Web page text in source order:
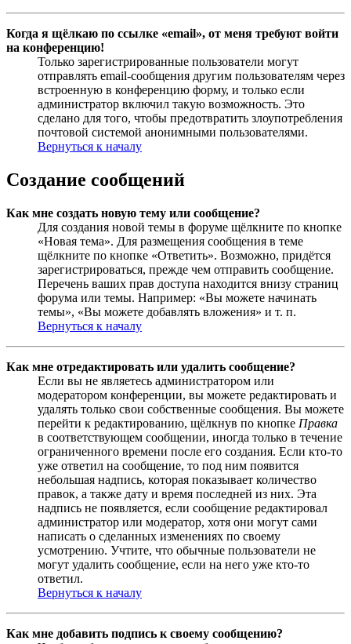
Когда я щёлкаю по ссылке «email», от меня требуют войти
на конференцию!
Только зарегистрированные пользователи могут
отправлять email-сообщения другим пользователям через
встроенную в конференцию форму, и только если
администратор включил такую возможность. Это
сделано для того, чтобы предотвратить злоупотребления
почтовой системой анонимными пользователями.
Вернуться к началу
Создание сообщений
Как мне создать новую тему или сообщение?
Для создания новой темы в форуме щёлкните по кнопке
«Новая тема». Для размещения сообщения в теме
щёлкните по кнопке «Ответить». Возможно, придётся
зарегистрироваться, прежде чем отправить сообщение.
Перечень ваших прав доступа находится внизу страниц
форума или темы. Например: «Вы можете начинать
темы», «Вы можете добавлять вложения» и т. п.
Вернуться к началу
Как мне отредактировать или удалить сообщение?
Если вы не являетесь администратором или
модератором конференции, вы можете редактировать и
удалять только свои собственные сообщения. Вы можете
перейти к редактированию, щёлкнув по кнопке Правка
в соответствующем сообщении, иногда только в течение
ограниченного времени после его создания. Если кто-то
уже ответил на сообщение, то под ним появится
небольшая надпись, которая показывает количество
правок, а также дату и время последней из них. Эта
надпись не появляется, если сообщение редактировал
администратор или модератор, хотя они могут сами
написать о сделанных изменениях по своему
усмотрению. Учтите, что обычные пользователи не
могут удалить сообщение, если на него уже кто-то
ответил.
Вернуться к началу
Как мне добавить подпись к своему сообщению?